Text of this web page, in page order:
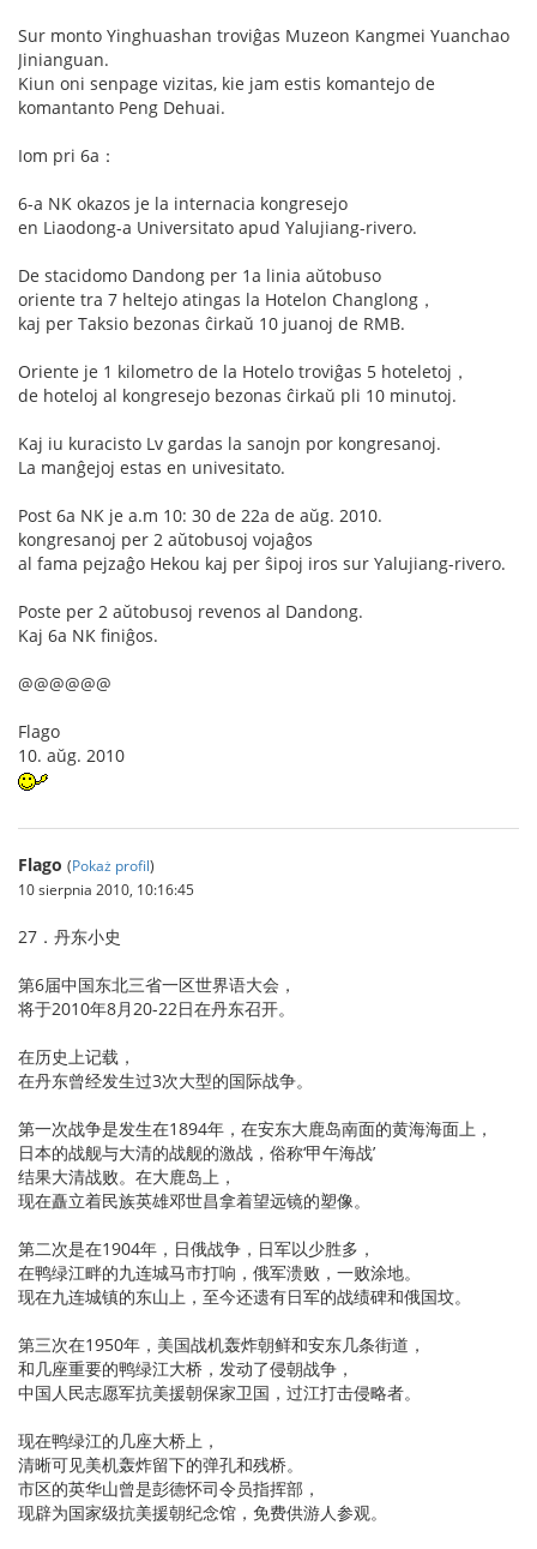
Sur monto Yinghuashan troviĝas Muzeon Kangmei Yuanchao
Jinianguan.
Kiun oni senpage vizitas, kie jam estis komantejo de
komantanto Peng Dehuai.
Iom pri 6a：
6-a NK okazos je la internacia kongresejo
en Liaodong-a Universitato apud Yalujiang-rivero.
De stacidomo Dandong per 1a linia aŭtobuso
oriente tra 7 heltejo atingas la Hotelon Changlong，
kaj per Taksio bezonas ĉirkaŭ 10 juanoj de RMB.
Oriente je 1 kilometro de la Hotelo troviĝas 5 hoteletoj，
de hoteloj al kongresejo bezonas ĉirkaŭ pli 10 minutoj.
Kaj iu kuracisto Lv gardas la sanojn por kongresanoj.
La manĝejoj estas en univesitato.
Post 6a NK je a.m 10: 30 de 22a de aŭg. 2010.
kongresanoj per 2 aŭtobusoj vojaĝos
al fama pejzaĝo Hekou kaj per ŝipoj iros sur Yalujiang-rivero.
Poste per 2 aŭtobusoj revenos al Dandong.
Kaj 6a NK finiĝos.
@@@@@@
Flago
10. aŭg. 2010
Flago (Pokaż profil)
10 sierpnia 2010, 10:16:45
27．丹东小史
第6届中国东北三省一区世界语大会，
将于2010年8月20-22日在丹东召开。
在历史上记载，
在丹东曾经发生过3次大型的国际战争。
第一次战争是发生在1894年，在安东大鹿岛南面的黄海海面上，
日本的战舰与大清的战舰的激战，俗称‘甲午海战’
结果大清战败。在大鹿岛上，
现在矗立着民族英雄邓世昌拿着望远镜的塑像。
第二次是在1904年，日俄战争，日军以少胜多，
在鸭绿江畔的九连城马市打响，俄军溃败，一败涂地。
现在九连城镇的东山上，至今还遗有日军的战绩碑和俄国坟。
第三次在1950年，美国战机轰炸朝鲜和安东几条街道，
和几座重要的鸭绿江大桥，发动了侵朝战争，
中国人民志愿军抗美援朝保家卫国，过江打击侵略者。
现在鸭绿江的几座大桥上，
清晰可见美机轰炸留下的弹孔和残桥。
市区的英华山曾是彭德怀司令员指挥部，
现辟为国家级抗美援朝纪念馆，免费供游人参观。